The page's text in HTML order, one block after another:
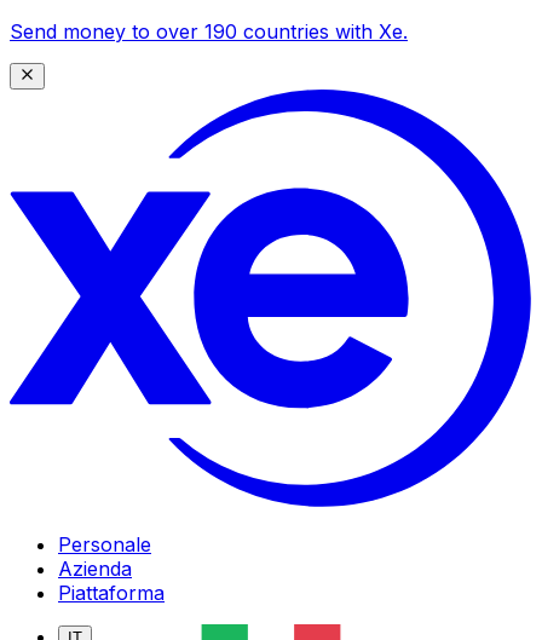
Send money to over 190 countries with Xe.
Personale
Azienda
Piattaforma